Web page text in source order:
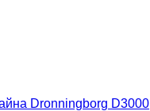
Dronningborg D3000